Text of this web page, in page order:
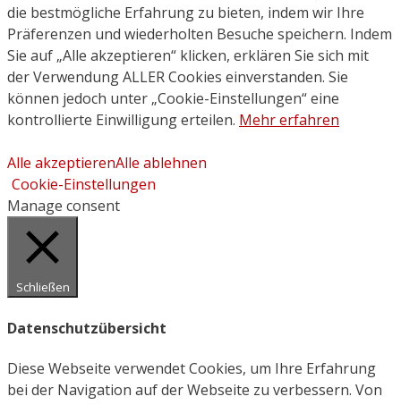
die bestmögliche Erfahrung zu bieten, indem wir Ihre
Präferenzen und wiederholten Besuche speichern. Indem
Sie auf „Alle akzeptieren“ klicken, erklären Sie sich mit
der Verwendung ALLER Cookies einverstanden. Sie
können jedoch unter „Cookie-Einstellungen“ eine
kontrollierte Einwilligung erteilen. Mehr erfahren
Alle akzeptierenAlle ablehnen
Cookie-Einstellungen
Manage consent
Schließen
Datenschutzübersicht
Diese Webseite verwendet Cookies, um Ihre Erfahrung
bei der Navigation auf der Webseite zu verbessern. Von